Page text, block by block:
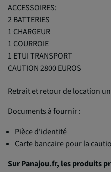
ACCESSOIRES:
2 BATTERIES
1 CHARGEUR
1 COURROIE
1 ETUI TRANSPORT
CAUTION 2800 EUROS
Retrait et retour de location
Documents à fournir :
Pièce d'identité
Carte bancaire pour la
Sur Panajou.fr, les produits